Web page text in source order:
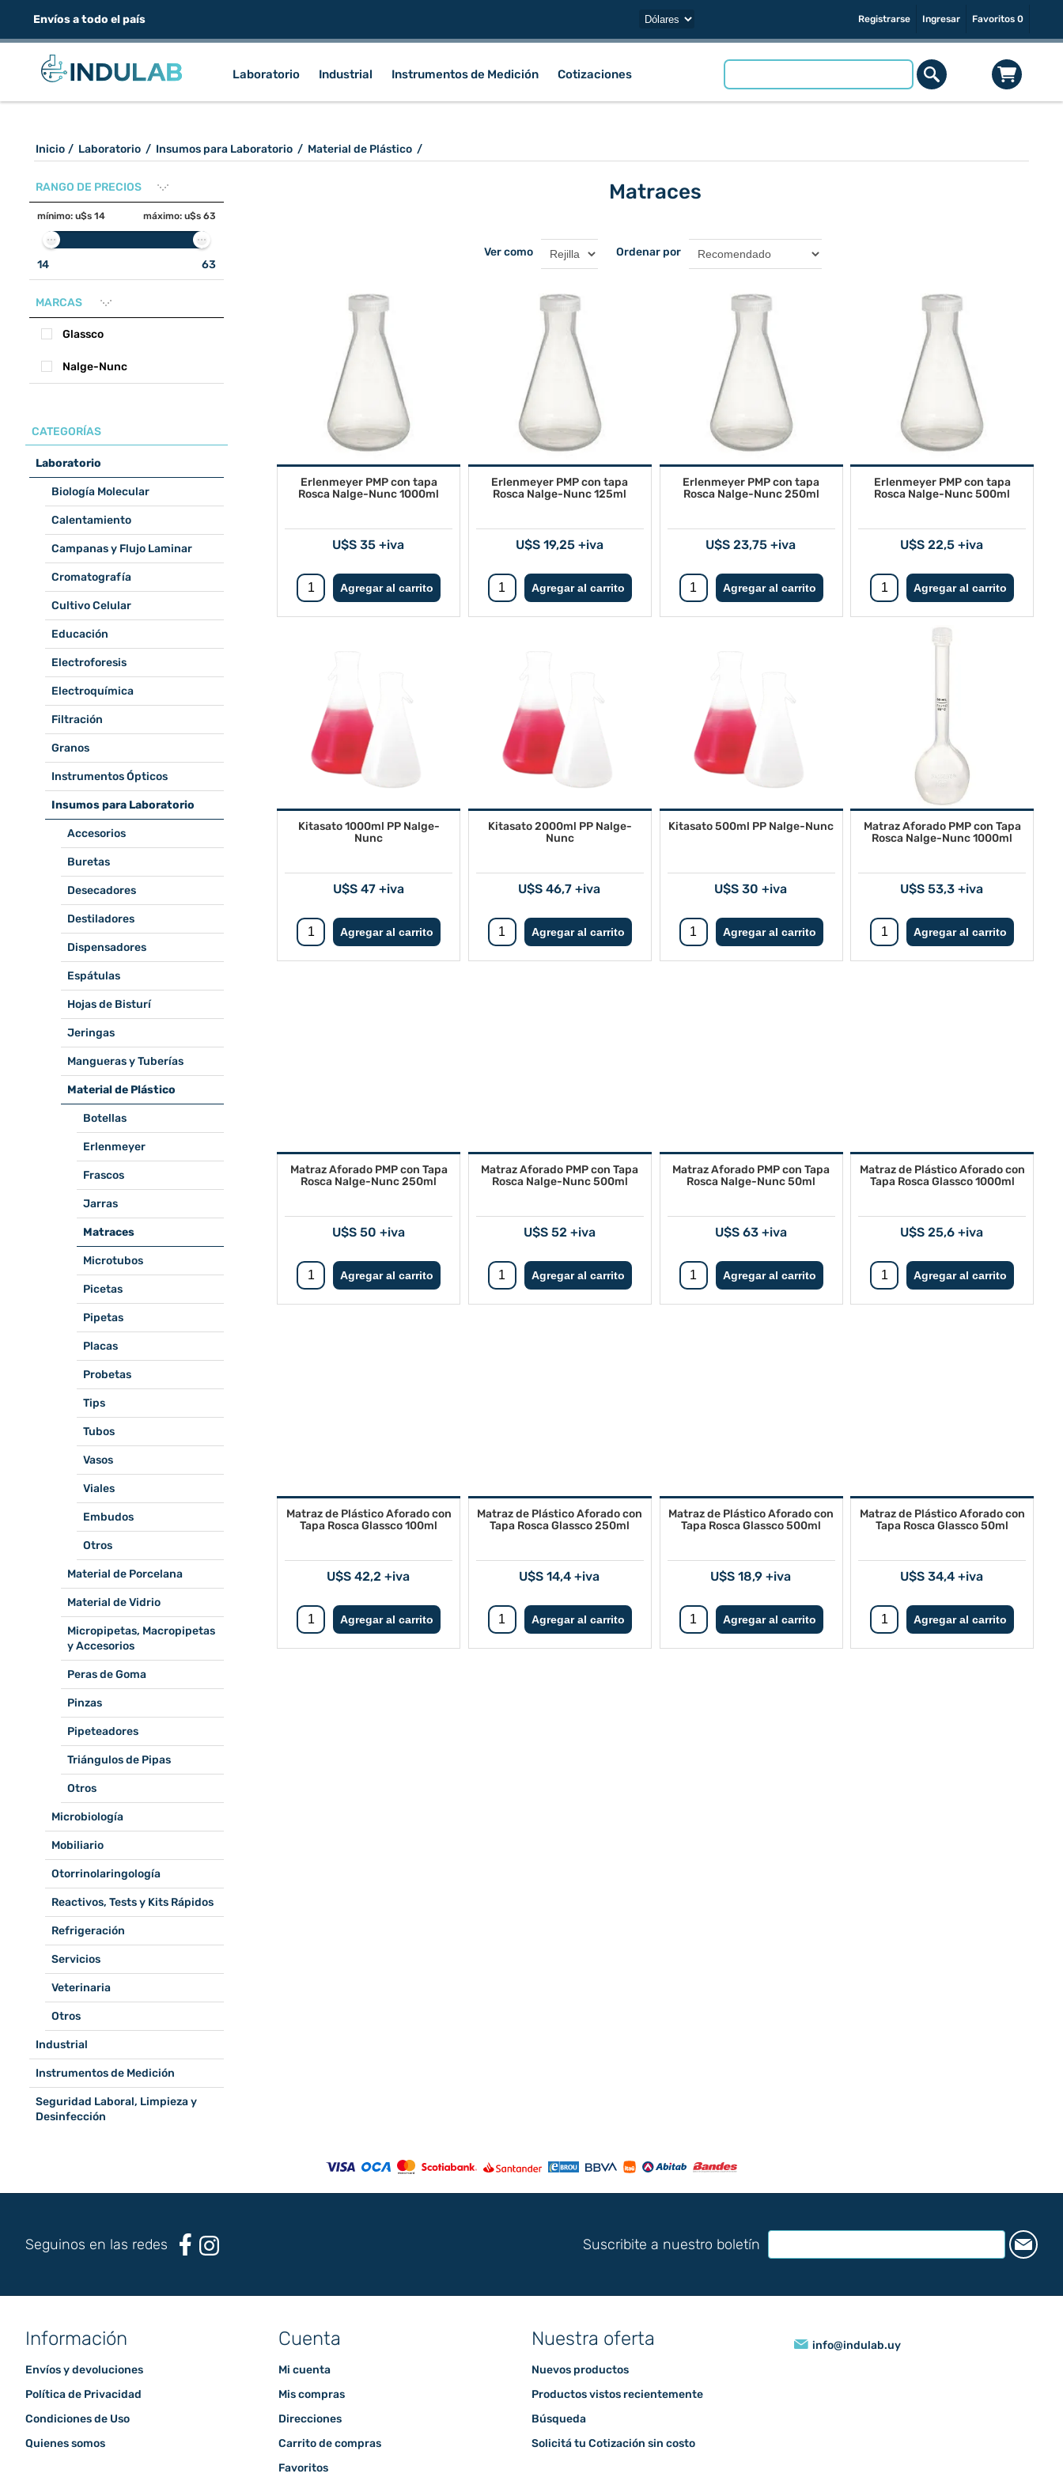
Envíos a todo el país Registrarse Ingresar Favoritos 0
Laboratorio Industrial Instrumentos de Medición Cotizaciones
Inicio / Laboratorio / Insumos para Laboratorio / Material de Plástico /
Matraces
Ver como Ordenar por
Erlenmeyer PMP con tapa
Rosca Nalge-Nunc 1000ml
U$S 35 +iva
Erlenmeyer PMP con tapa
Rosca Nalge-Nunc 125ml
U$S 19,25 +iva
Erlenmeyer PMP con tapa
Rosca Nalge-Nunc 250ml
U$S 23,75 +iva
Erlenmeyer PMP con tapa
Rosca Nalge-Nunc 500ml
U$S 22,5 +iva
Kitasato 1000ml PP Nalge-
Nunc
U$S 47 +iva
Kitasato 2000ml PP Nalge-
Nunc
U$S 46,7 +iva
Kitasato 500ml PP Nalge-Nunc
U$S 30 +iva
Matraz Aforado PMP con Tapa
Rosca Nalge-Nunc 1000ml
U$S 53,3 +iva
Matraz Aforado PMP con Tapa
Rosca Nalge-Nunc 250ml
U$S 50 +iva
Matraz Aforado PMP con Tapa
Rosca Nalge-Nunc 500ml
U$S 52 +iva
Matraz Aforado PMP con Tapa
Rosca Nalge-Nunc 50ml
U$S 63 +iva
Matraz de Plástico Aforado con
Tapa Rosca Glassco 1000ml
U$S 25,6 +iva
Matraz de Plástico Aforado con
Tapa Rosca Glassco 100ml
U$S 42,2 +iva
Matraz de Plástico Aforado con
Tapa Rosca Glassco 250ml
U$S 14,4 +iva
Matraz de Plástico Aforado con
Tapa Rosca Glassco 500ml
U$S 18,9 +iva
Matraz de Plástico Aforado con
Tapa Rosca Glassco 50ml
U$S 34,4 +iva
RANGO DE PRECIOS
mínimo: u$s 14 máximo: u$s 63
14 63
MARCAS
Glassco
Nalge-Nunc
CATEGORÍAS
Laboratorio
Biología Molecular
Calentamiento
Campanas y Flujo Laminar
Cromatografía
Cultivo Celular
Educación
Electroforesis
Electroquímica
Filtración
Granos
Instrumentos Ópticos
Insumos para Laboratorio
Accesorios
Buretas
Desecadores
Destiladores
Dispensadores
Espátulas
Hojas de Bisturí
Jeringas
Mangueras y Tuberías
Material de Plástico
Botellas
Erlenmeyer
Frascos
Jarras
Matraces
Microtubos
Picetas
Pipetas
Placas
Probetas
Tips
Tubos
Vasos
Viales
Embudos
Otros
Material de Porcelana
Material de Vidrio
Micropipetas, Macropipetas
y Accesorios
Peras de Goma
Pinzas
Pipeteadores
Triángulos de Pipas
Otros
Microbiología
Mobiliario
Otorrinolaringología
Reactivos, Tests y Kits Rápidos
Refrigeración
Servicios
Veterinaria
Otros
Industrial
Instrumentos de Medición
Seguridad Laboral, Limpieza y
Desinfección
Seguinos en las redes Suscribite a nuestro boletín
Información
Envíos y devoluciones
Política de Privacidad
Condiciones de Uso
Quienes somos
Cuenta
Mi cuenta
Mis compras
Direcciones
Carrito de compras
Favoritos
Nuestra oferta
Nuevos productos
Productos vistos recientemente
Búsqueda
Solicitá tu Cotización sin costo
info@indulab.uy